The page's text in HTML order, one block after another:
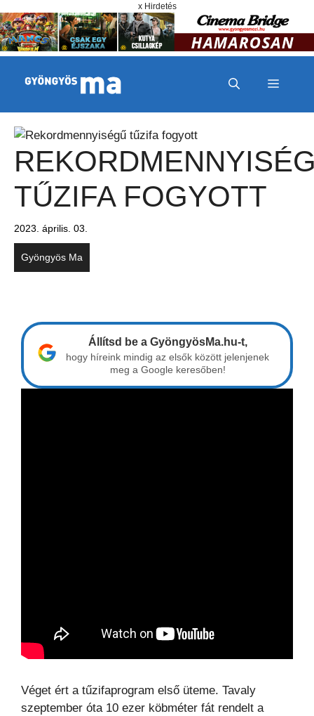
x Hirdetés
MENÜ
TŰZIFA FOGYOTT
2023. április. 03.
Gyöngyös Ma
Állítsd be a GyöngyösMa.hu-t,
hogy híreink mindig az elsők között jelenjenek
meg a Google keresőben!
Véget ért a tűzifaprogram első üteme. Tavaly
szeptember óta 10 ezer köbméter fát rendelt a